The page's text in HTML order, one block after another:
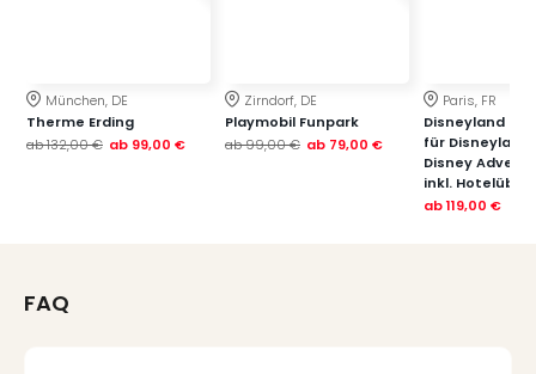
München, DE
Therme Erding
ab132,00 € ab 99,00 €
Zirndorf, DE
Playmobil Funpark
ab99,00 € ab 79,00 €
Paris, FR
Disneyland
für
Disney
inkl.
ab119,00 €
FAQ